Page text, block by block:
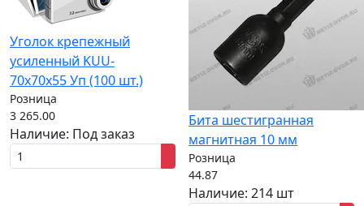
Уголок крепежный
усиленный KUU-
70х70х55 Уп (100 шт.)
Розница
3 265.00
Наличие: Под заказ
Бита шестигранная
магнитная 10 мм
Розница
44.87
Наличие: 214 шт